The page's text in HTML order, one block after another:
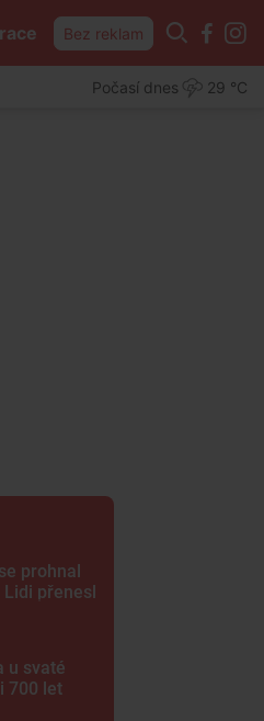
Bez reklam
Počasí dnes 29 °C
prohnal
přenesl
u svaté
700 let